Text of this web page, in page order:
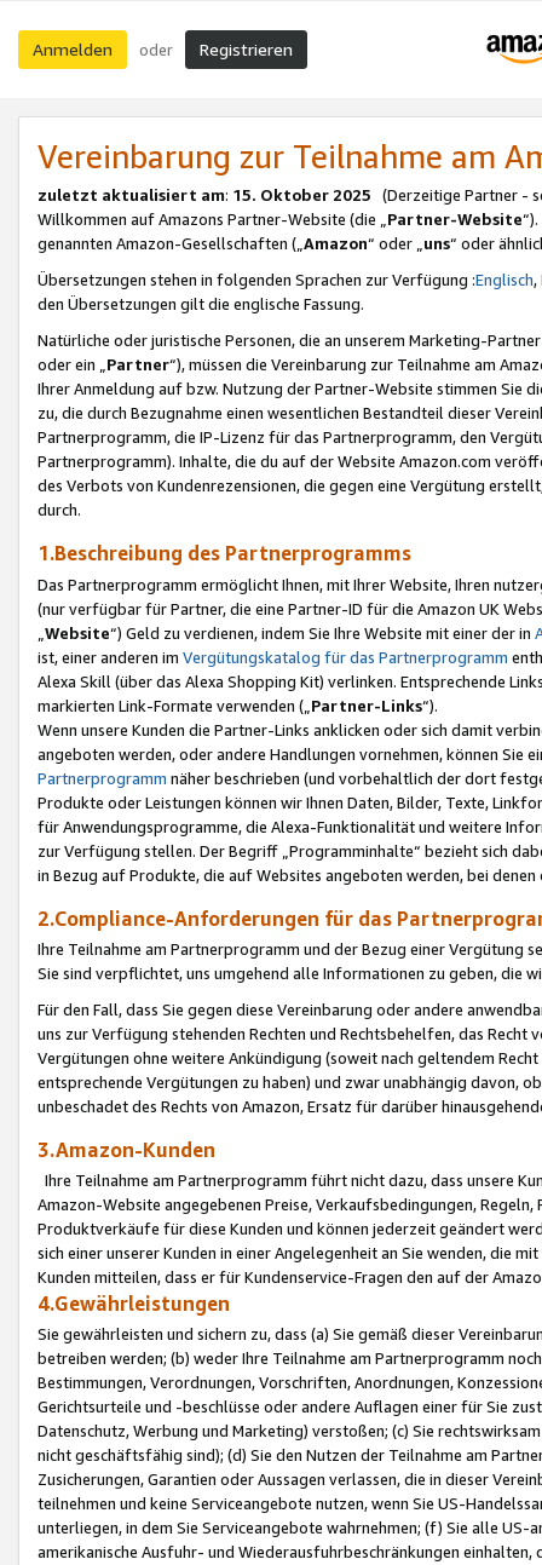
Anmelden oder Registrieren
Vereinbarung zur Teilnahme am
zuletzt aktualisiert am: 15. Oktober 2025 (Derzeitige Partner -
Willkommen auf Amazons Partner-Website (die „Partner-Website
genannten Amazon-Gesellschaften („Amazon“ oder „uns“ oder
Übersetzungen stehen in folgenden Sprachen zur Verfügung :Englisch,
den Übersetzungen gilt die englische Fassung.
Natürliche oder juristische Personen, die an unserem Marketing-
oder ein „Partner“), müssen die Vereinbarung zur Teilnahme am
Ihrer Anmeldung auf bzw. Nutzung der Partner-Website stimmen Sie
zu, die durch Bezugnahme einen wesentlichen Bestandteil dieser
Partnerprogramm, die IP-Lizenz für das Partnerprogramm, den
Partnerprogramm). Inhalte, die du auf der Website Amazon.com
des Verbots von Kundenrezensionen, die gegen eine Vergütung
durch.
1.Beschreibung des Partnerprogramms
Das Partnerprogramm ermöglicht Ihnen, mit Ihrer Website, Ihren
(nur verfügbar für Partner, die eine Partner-ID für die Amazon UK
Website“) Geld zu verdienen, indem Sie Ihre Website mit einer der in
ist, einer anderen im Vergütungskatalog für das Partnerprogramm
Alexa Skill (über das Alexa Shopping Kit) verlinken. Entsprechende
markierten Link-Formate verwenden („ Partner-Links“).
Wenn unsere Kunden die Partner-Links anklicken oder sich damit
angeboten werden, oder andere Handlungen vornehmen, können Sie
Partnerprogramm näher beschrieben (und vorbehaltlich der dort
Produkte oder Leistungen können wir Ihnen Daten, Bilder, Texte,
für Anwendungsprogramme, die Alexa-Funktionalität und weitere
zur Verfügung stellen. Der Begriff „Programminhalte“ bezieht sich
in Bezug auf Produkte, die auf Websites angeboten werden, bei
2.Compliance-Anforderungen für das
Ihre Teilnahme am Partnerprogramm und der Bezug einer Vergütung
Sie sind verpflichtet, uns umgehend alle Informationen zu geben, die
Für den Fall, dass Sie gegen diese Vereinbarung oder andere
uns zur Verfügung stehenden Rechten und Rechtsbehelfen, das
Vergütungen ohne weitere Ankündigung (soweit nach geltendem
entsprechende Vergütungen zu haben) und zwar unabhängig davon,
unbeschadet des Rechts von Amazon, Ersatz für darüber
3.Amazon-Kunden
Ihre Teilnahme am Partnerprogramm führt nicht dazu, dass unsere
Amazon-Website angegebenen Preise, Verkaufsbedingungen,
Produktverkäufe für diese Kunden und können jederzeit geändert
sich einer unserer Kunden in einer Angelegenheit an Sie wenden, die
Kunden mitteilen, dass er für Kundenservice-Fragen den auf der
4.Gewährleistungen
Sie gewährleisten und sichern zu, dass (a) Sie gemäß dieser
betreiben werden; (b) weder Ihre Teilnahme am Partnerprogramm
Bestimmungen, Verordnungen, Vorschriften, Anordnungen,
Gerichtsurteile und -beschlüsse oder andere Auflagen einer für Sie
Datenschutz, Werbung und Marketing) verstoßen; (c) Sie
nicht geschäftsfähig sind); (d) Sie den Nutzen der Teilnahme am
Zusicherungen, Garantien oder Aussagen verlassen, die in dieser
teilnehmen und keine Serviceangebote nutzen, wenn Sie US-
unterliegen, in dem Sie Serviceangebote wahrnehmen; (f) Sie alle
amerikanische Ausfuhr- und Wiederausfuhrbeschränkungen